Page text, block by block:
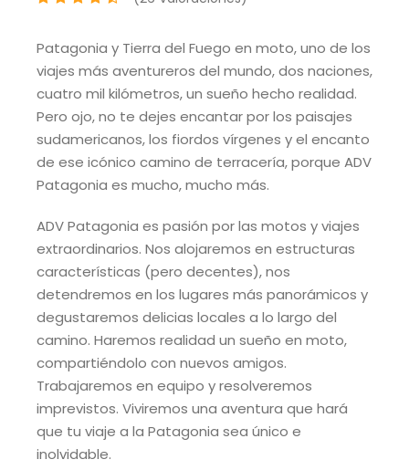
Patagonia y Tierra del Fuego en moto, uno de los
viajes más aventureros del mundo, dos naciones,
cuatro mil kilómetros, un sueño hecho realidad.
Pero ojo, no te dejes encantar por los paisajes
sudamericanos, los fiordos vírgenes y el encanto
de ese icónico camino de terracería, porque ADV
Patagonia es mucho, mucho más.
ADV Patagonia es pasión por las motos y viajes
extraordinarios. Nos alojaremos en estructuras
características (pero decentes), nos
detendremos en los lugares más panorámicos y
degustaremos delicias locales a lo largo del
camino. Haremos realidad un sueño en moto,
compartiéndolo con nuevos amigos.
Trabajaremos en equipo y resolveremos
imprevistos. Viviremos una aventura que hará
que tu viaje a la Patagonia sea único e
inolvidable.